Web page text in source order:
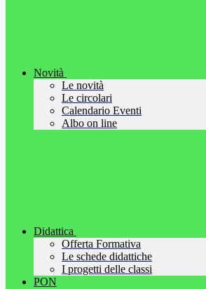
Novità
Le novità
Le circolari
Calendario Eventi
Albo on line
Didattica
Offerta Formativa
Le schede didattiche
I progetti delle classi
PON